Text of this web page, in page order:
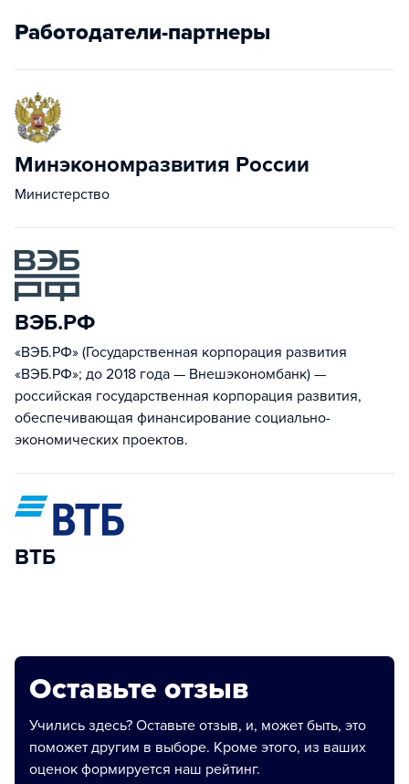
Работодатели-партнеры
Минэкономразвития России
Министерство
ВЭБ.РФ
«ВЭБ.РФ» (Государственная корпорация развития
«ВЭБ.РФ»; до 2018 года — Внешэкономбанк) —
российская государственная корпорация развития,
обеспечивающая финансирование социально-
экономических проектов.
ВТБ
Оставьте отзыв
Учились здесь? Оставьте отзыв, и, может быть, это
поможет другим в выборе. Кроме этого, из ваших
оценок формируется наш рейтинг.